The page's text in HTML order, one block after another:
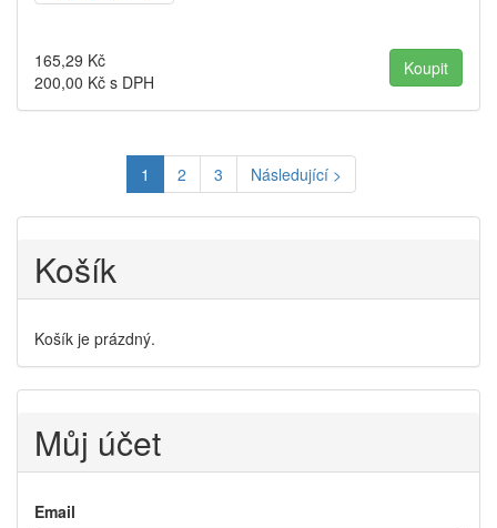
165,29 Kč
200,00 Kč s DPH
1 2 3 Následující >
Košík
Košík je prázdný.
Můj účet
Email